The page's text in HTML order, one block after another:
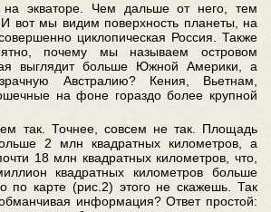
экваторе. Чем дальше от него, тем
вот мы видим поверхность планеты, на
циклопическая Россия. Также
почему мы называем островом
выглядит больше Южной Америки, а
Австралию? Кения, Вьетнам,
на фоне гораздо более крупной
так. Точнее, совсем не так. Площадь
2 млн квадратных километров, а
18 млн квадратных километров, что,
квадратных километров больше
по карте (рис.2) этого не скажешь. Так
информация? Ответ простой: